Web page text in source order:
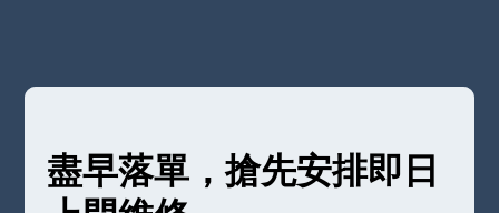
盡早落單，搶先安排即日